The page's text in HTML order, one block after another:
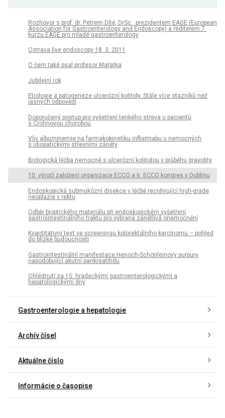
Rozhovor s prof. dr. Petrem Dítě, DrSc., prezidentem EAGE (European
Association for Gastroenterology and Endoscopy) a ředitelem 7.
kurzu EAGE pro mladé gastroenterology
Ostrava live endoscopy 18. 3. 2011
O čem také psal profesor Mařatka
Jubilejní rok
Etiologie a patogeneze ulcerózní kolitidy. Stále více otazníků než
jasných odpovědí
Doporučený postup pro vyšetření tenkého střeva u pacientů
s Crohnovou chorobou
Vliv albuminemie na farmakokinetiku infliximabu u nemocných
s idiopatickými střevními záněty
Biologická léčba nemocné s ulcerózní kolitidou v průběhu gravidity
10. výročí založení organizace ECCO a 6. ECCO kongres v Dublinu
Endoskopická submukózní disekce v léčbě recidivující high-grade
neoplazie v rektu
Odběr bioptického materiálu při ­endo­skopickém vyšetření
gastrointestinálního traktu pro vybraná zánětlivá onemocnění
Kvantitativní test ve screeningu kolorektálního karcinomu – pohled
do blízké budoucnosti
Gastrointestinální manifestace Henoch-Schönleinovy purpury
napodobující akutní pankreatitidu
Ohlédnutí za 15. hradeckými gastroenterologickými a
hepatologickými dny
Gastroenterologie a hepatologie
Archív čísel
Aktuálne číslo
Informácie o časopise